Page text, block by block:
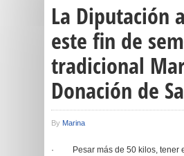
La Diputación
este fin de
tradicional
Donación de
By Marina
· Pesar más de 50 kilos, tener